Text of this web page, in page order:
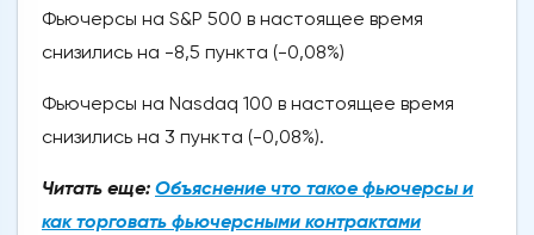
Фьючерсы на S&P 500 в настоящее время
снизились на -8,5 пункта (-0,08%)
Фьючерсы на Nasdaq 100 в настоящее время
снизились на 3 пункта (-0,08%).
Читать еще: Объяснение что такое фьючерсы и
как торговать фьючерсными контрактами